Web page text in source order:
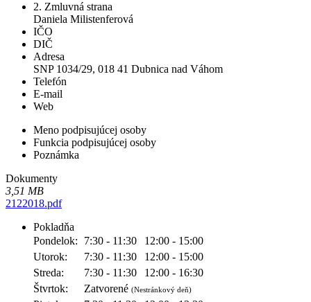
2. Zmluvná strana
Daniela Milistenferová
IČO
DIČ
Adresa
SNP 1034/29, 018 41 Dubnica nad Váhom
Telefón
E-mail
Web
Meno podpisujúcej osoby
Funkcia podpisujúcej osoby
Poznámka
Dokumenty
3,51 MB
2122018.pdf
Pokladňa
Pondelok:
7:30 - 11:30
12:00 - 15:00
Utorok:
7:30 - 11:30
12:00 - 15:00
Streda:
7:30 - 11:30
12:00 - 16:30
Štvrtok:
Zatvorené (Nestránkový deň)